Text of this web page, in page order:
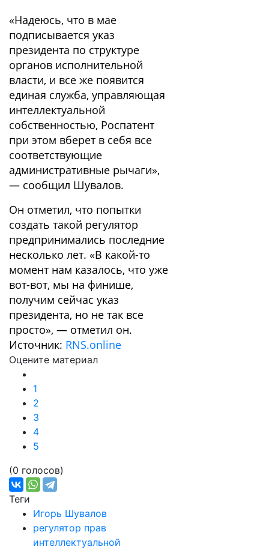
«Надеюсь, что в мае
подписывается указ
президента по структуре
органов исполнительной
власти, и все же появится
единая служба, управляющая
интеллектуальной
собственностью, Роспатент
при этом вберет в себя все
соответствующие
административные рычаги»,
— сообщил Шувалов.
Он отметил, что попытки
создать такой регулятор
предпринимались последние
несколько лет. «В какой-то
момент нам казалось, что уже
вот-вот, мы на финише,
получим сейчас указ
президента, но не так все
просто», — отметил он.
Источник: RNS.online
Оцените материал
1
2
3
4
5
(0 голосов)
Теги
Игорь Шувалов
регулятор прав
интеллектуальной